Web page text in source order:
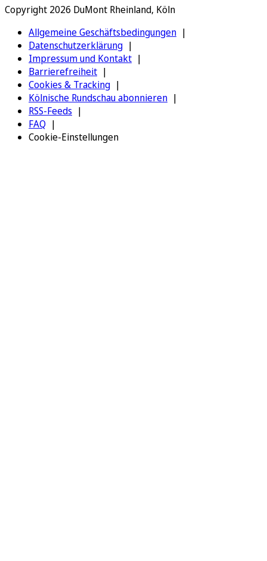
Copyright 2026 DuMont Rheinland, Köln
Allgemeine Geschäftsbedingungen
Datenschutzerklärung
Impressum und Kontakt
Barrierefreiheit
Cookies & Tracking
Kölnische Rundschau abonnieren
RSS-Feeds
FAQ
Cookie-Einstellungen